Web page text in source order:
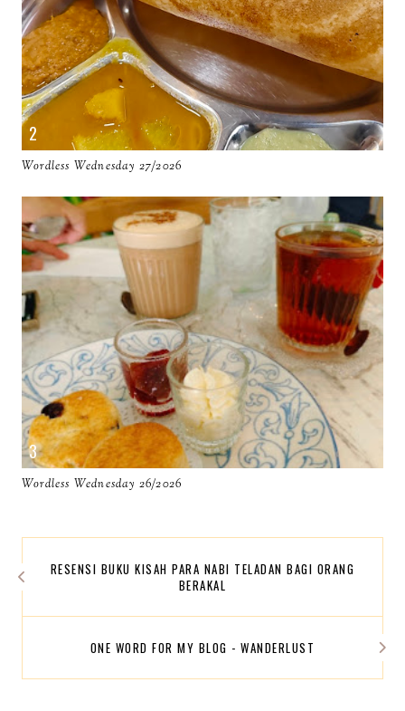
Wordless Wednesday 27/2026
Wordless Wednesday 26/2026
RESENSI BUKU KISAH PARA NABI TELADAN BAGI ORANG
BERAKAL
ONE WORD FOR MY BLOG - WANDERLUST